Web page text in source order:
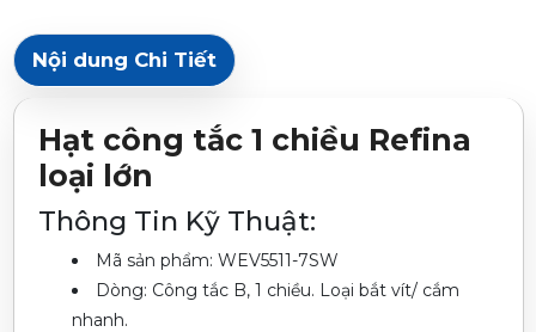
Nội dung Chi Tiết
Hạt công tắc 1 chiều Refina
loại lớn
Thông Tin Kỹ Thuật:
Mã sản phẩm: WEV5511-7SW
Dòng: Công tắc B, 1 chiều. Loại bắt vít/ cắm
nhanh.